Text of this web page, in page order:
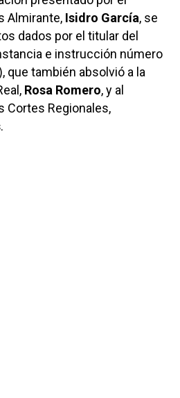
Almirante, Isidro García, se
dados por el titular del
e instrucción número
que también absolvió a la
Rosa Romero, y al
Cortes Regionales,
.